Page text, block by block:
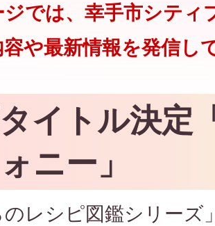
ジでは、幸手市シティ
容や最新情報を発信し
イトル決定
ニー」
のレシピ図鑑シリーズ